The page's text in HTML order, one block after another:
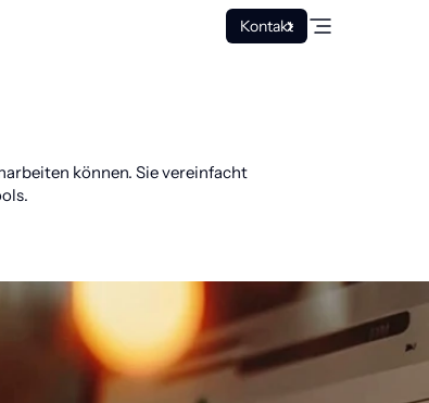
Kontakt
können. Sie vereinfacht